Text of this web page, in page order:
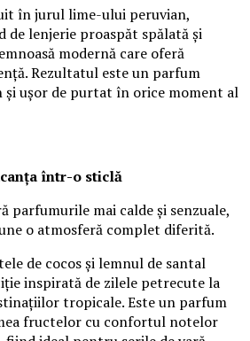
în jurul lime-ului peruvian,
de lenjerie proaspăt spălată și
modernă care oferă
Rezultatul este un parfum
ușor de purtat în orice moment al
într-o sticlă
parfumurile mai calde și senzuale,
o atmosferă complet diferită.
de cocos și lemnul de santal
inspirată de zilele petrecute la
tropicale. Este un parfum
fructelor cu confortul notelor